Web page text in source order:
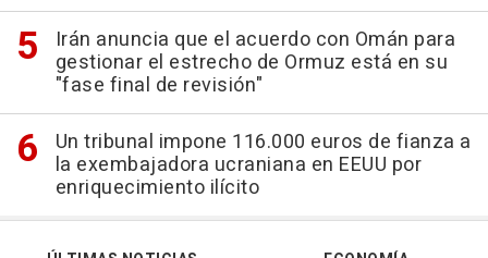
Irán anuncia que el acuerdo con Omán para
gestionar el estrecho de Ormuz está en su
"fase final de revisión"
Un tribunal impone 116.000 euros de fianza a
la exembajadora ucraniana en EEUU por
enriquecimiento ilícito